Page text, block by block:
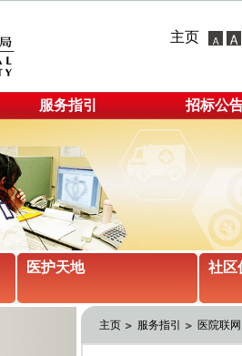
主页
服务指引 招标公
医护天地 社区
主页 服务指引 医院联